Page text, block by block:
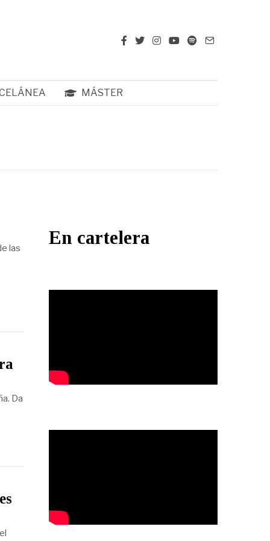
MÁSTER
las
Da
En cartelera